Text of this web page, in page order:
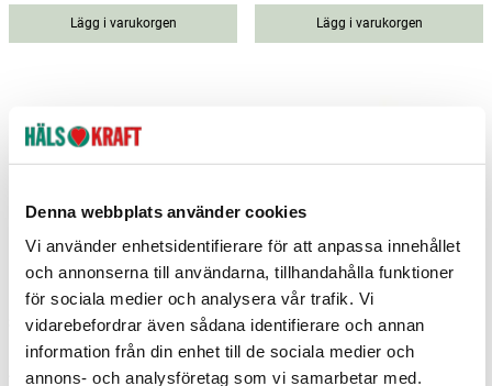
Denna webbplats använder cookies
Vi använder enhetsidentifierare för att anpassa innehållet
och annonserna till användarna, tillhandahålla funktioner
för sociala medier och analysera vår trafik. Vi
vidarebefordrar även sådana identifierare och annan
information från din enhet till de sociala medier och
annons- och analysföretag som vi samarbetar med.
Lägg i varukorgen Lägg i varukorgen
Spot Stick 9ml
Australian Bodycare
Seahorse Plankton+ Bright Eyes
Beauty Kitchen